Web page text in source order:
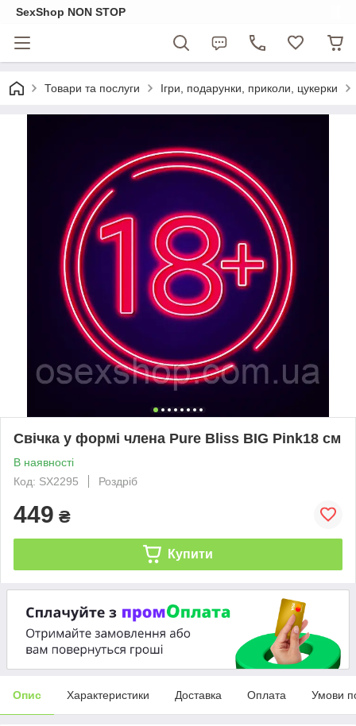
SexShop NON STOP
Товари та послуги Ігри, подарунки, приколи, цукерки
Свічка у формі члена Pure Bliss BIG Pink18 см
В наявності
Код: SX2295
Роздріб
449 ₴
Купити
Опис Характеристики Доставка Оплата Умови